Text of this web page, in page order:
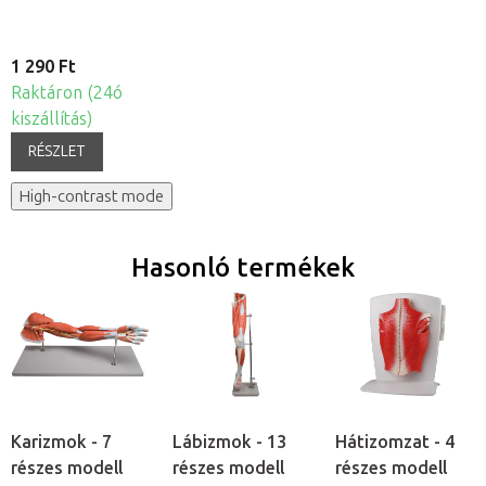
1 290 Ft
Raktáron (24ó
kiszállítás)
RÉSZLET
High-contrast mode
Hasonló termékek
Karizmok - 7
részes modell
Lábizmok - 13
részes modell
Hátizomzat - 4
részes modell